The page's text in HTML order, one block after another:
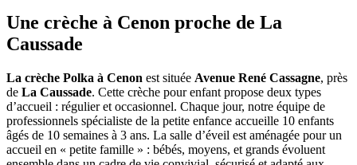
Une crèche à Cenon proche de La
Caussade
La crèche Polka à Cenon est située Avenue René Cassagne, près
de La Caussade. Cette crèche pour enfant propose deux types
d’accueil : régulier et occasionnel. Chaque jour, notre équipe de
professionnels spécialiste de la petite enfance accueille 10 enfants
âgés de 10 semaines à 3 ans. La salle d’éveil est aménagée pour un
accueil en « petite famille » : bébés, moyens, et grands évoluent